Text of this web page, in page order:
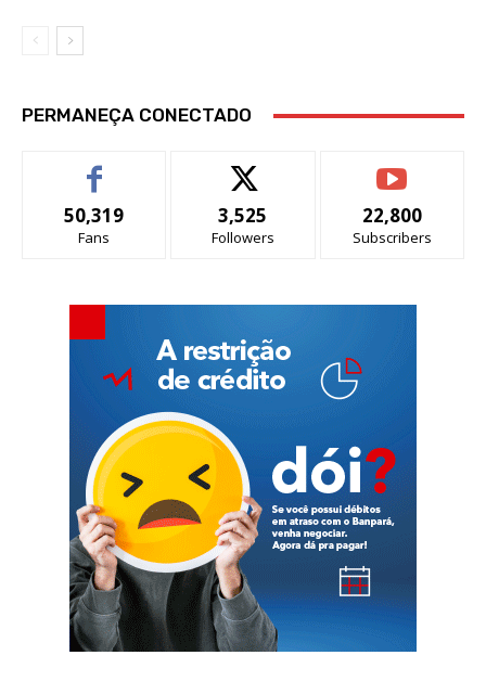
PERMANEÇA CONECTADO
50,319
Fans
3,525
Followers
22,800
Subscribers